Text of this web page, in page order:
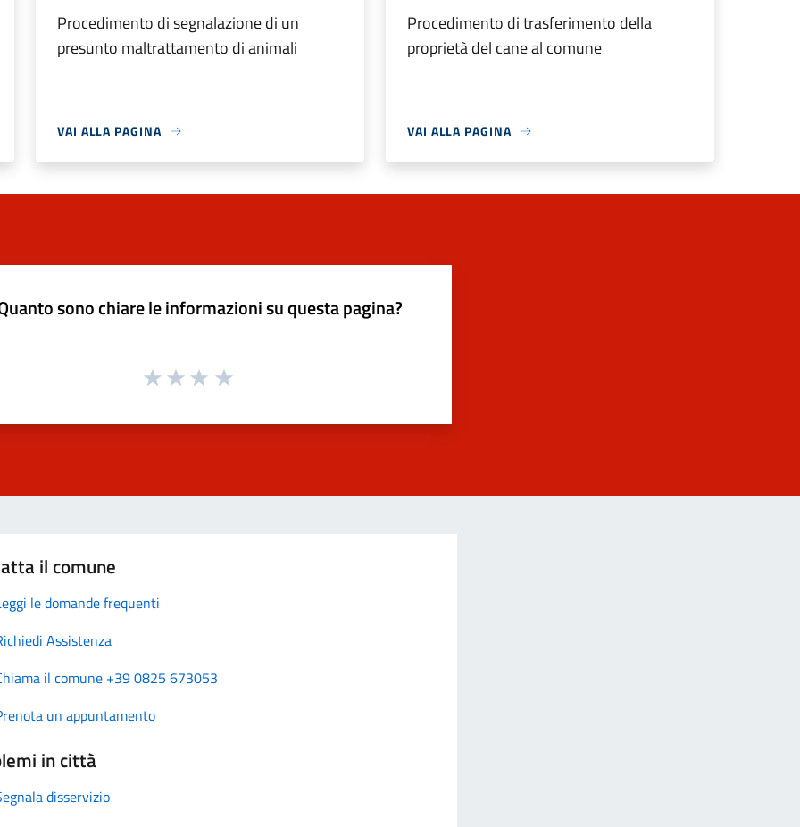
Procedimento di segnalazione di un
presunto maltrattamento di animali
VAI ALLA PAGINA
Procedimento di trasferimento della
proprietà del cane al comune
VAI ALLA PAGINA
sono chiare le informazioni su questa pagina?
il comune
le domande frequenti
Assistenza
il comune +39 0825 673053
un appuntamento
in città
disservizio